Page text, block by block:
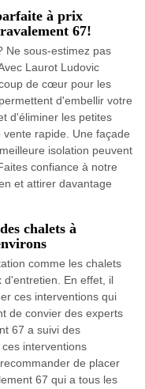
à prix
67!
Ne sous-estimez pas
Laurot Ludovic
de cœur pour les
d'embellir votre
d'éliminer les petites
rapide. Une façade
isolation peuvent
confiance à notre
et attirer davantage
chalets à
comme les chalets
d'entretien. En effet, il
ces interventions qui
de convier des experts
67 a suivi des
interventions
de placer
67 qui a tous les